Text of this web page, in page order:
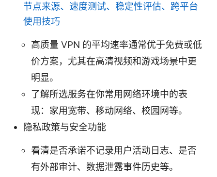
节点来源、速度测试、稳定性评估、跨平台
使用技巧
高质量 VPN 的平均速率通常优于免费或低
价方案，尤其在高清视频和游戏场景中更
明显。
了解所选服务在你常用网络环境中的表
现：家用宽带、移动网络、校园网等。
隐私政策与安全功能
看清是否承诺不记录用户活动日志、是否
有外部审计、数据泄露事件历史等。